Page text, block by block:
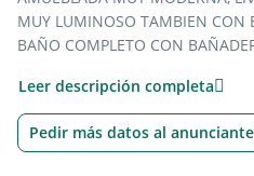
MUY LUMINOSO TAMBIEN CON
BAÑO COMPLETO CON
LAVARROPAS), COCHERA
COMUN.
UBICADO EN ZONA CENTRICA,
Leer descripción completa
Pedir más datos al anunciante